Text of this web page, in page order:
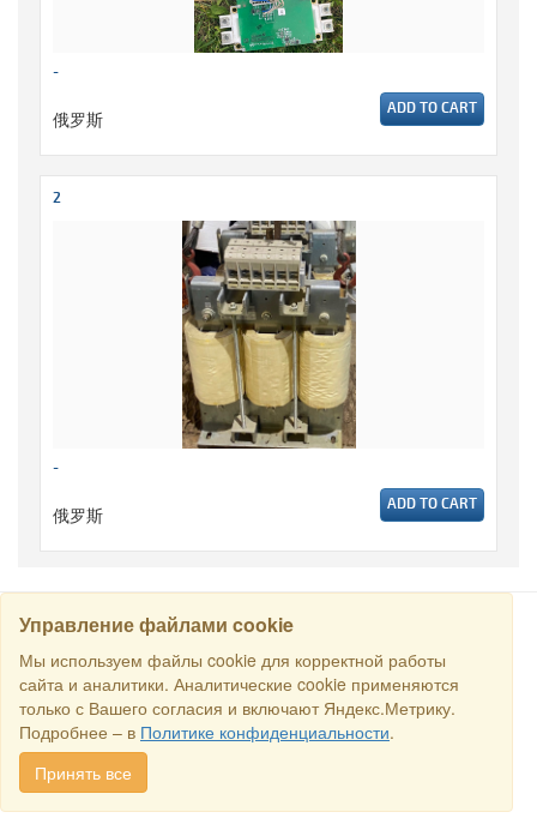
-
俄罗斯 ADD TO CART
2
-
俄罗斯 ADD TO CART
Управление файлами cookie
Мы используем файлы cookie для корректной работы
сайта и аналитики. Аналитические cookie применяются
только с Вашего согласия и включают Яндекс.Метрику.
Подробнее – в Политике конфиденциальности.
Принять все
保留所有权利 © 2016商业交易所“俄罗斯-新加坡商业理事会”. E-
mail:sales@rstradehouse.com, 地址: 俄罗斯，莫斯科，Malaya
Pirogovskaya str., 16, Moscow, Russia.
Consent for processing personal data